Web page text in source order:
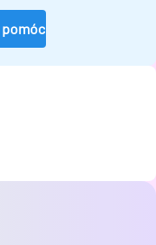
pomóc